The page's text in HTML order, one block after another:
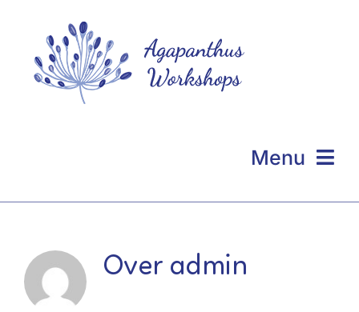
Menu
Homepage
Even voorstellen
Portfolio
Over admin